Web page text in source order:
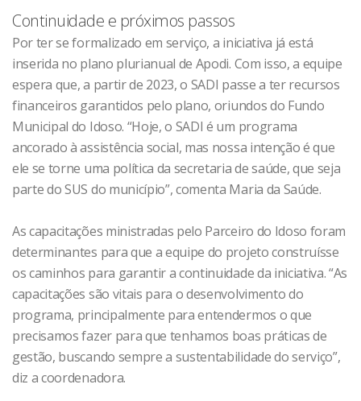
Continuidade e próximos passos
Por ter se formalizado em serviço, a iniciativa já está
inserida no plano plurianual de Apodi. Com isso, a equipe
espera que, a partir de 2023, o SADI passe a ter recursos
financeiros garantidos pelo plano, oriundos do Fundo
Municipal do Idoso. “Hoje, o SADI é um programa
ancorado à assistência social, mas nossa intenção é que
ele se torne uma política da secretaria de saúde, que seja
parte do SUS do município”, comenta Maria da Saúde.
As capacitações ministradas pelo Parceiro do Idoso foram
determinantes para que a equipe do projeto construísse
os caminhos para garantir a continuidade da iniciativa. “As
capacitações são vitais para o desenvolvimento do
programa, principalmente para entendermos o que
precisamos fazer para que tenhamos boas práticas de
gestão, buscando sempre a sustentabilidade do serviço”,
diz a coordenadora.